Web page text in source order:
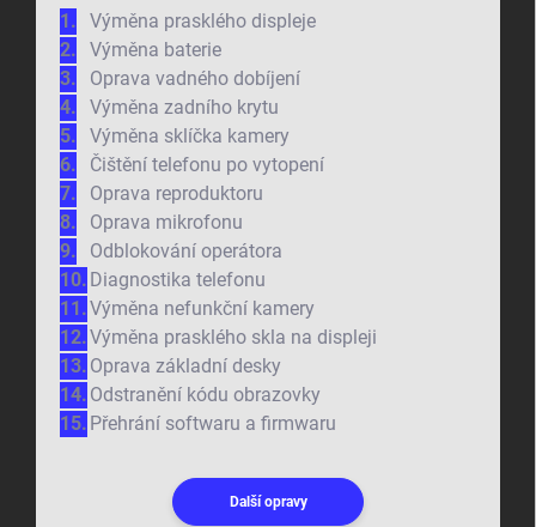
Výměna prasklého displeje
Výměna baterie
Oprava vadného dobíjení
Výměna zadního krytu
Výměna sklíčka kamery
Čištění telefonu po vytopení
Oprava reproduktoru
Oprava mikrofonu
Odblokování operátora
Diagnostika telefonu
Výměna nefunkční kamery
Výměna prasklého skla na displeji
Oprava základní desky
Odstranění kódu obrazovky
Přehrání softwaru a firmwaru
Další opravy